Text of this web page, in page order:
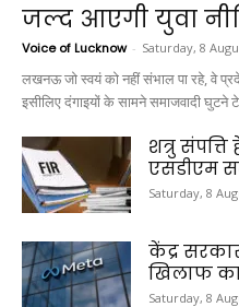
जल्द आएगी युवा
Voice of Lucknow - Saturday, 8
लखनऊ जो स्वयं को नहीं संभाल पा रहे, वे
इसीलिए दंगाइयों के सामने समाजवादी घुटने
शत्रु
एसडीएम
Saturday, 8
केंद्र
खिलाफ
Saturday, 8